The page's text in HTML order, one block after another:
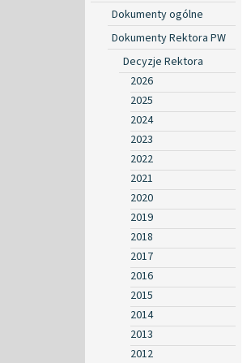
Dokumenty ogólne
Dokumenty Rektora PW
Decyzje Rektora
2026
2025
2024
2023
2022
2021
2020
2019
2018
2017
2016
2015
2014
2013
2012